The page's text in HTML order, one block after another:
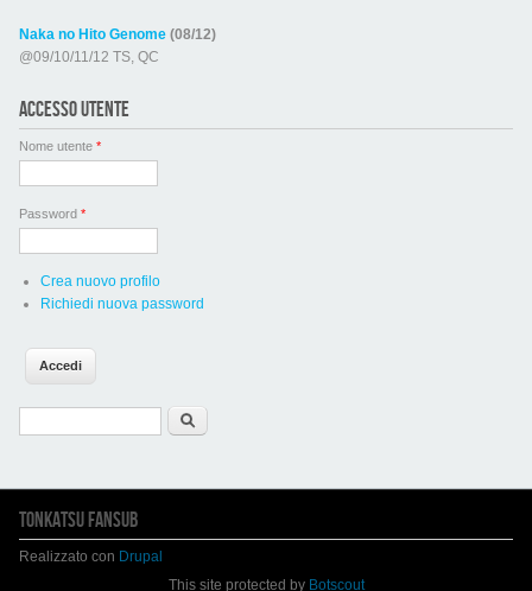
Naka no Hito Genome (08/12)
@09/10/11/12 TS, QC
ACCESSO UTENTE
Nome utente *
Password *
Crea nuovo profilo
Richiedi nuova password
TONKATSU FANSUB
Realizzato con Drupal
This site protected by Botscout